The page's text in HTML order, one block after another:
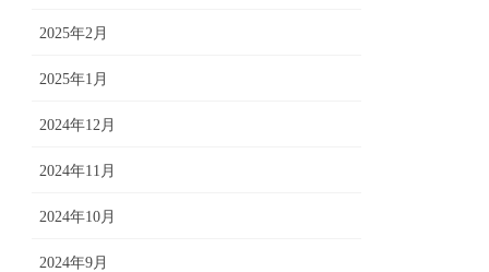
2025年2月
2025年1月
2024年12月
2024年11月
2024年10月
2024年9月